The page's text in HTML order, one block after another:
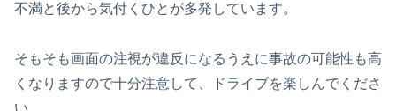
不満と後から気付くひとが多発しています。
そもそも画面の注視が違反になるうえに事故の可能性も高
くなりますので十分注意して、ドライブを楽しんでくださ
い。